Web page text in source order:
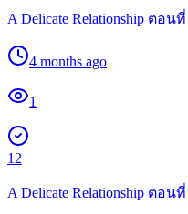
A Delicate Relationship ตอนที่
4 months ago
1
12
A Delicate Relationship ตอนที่